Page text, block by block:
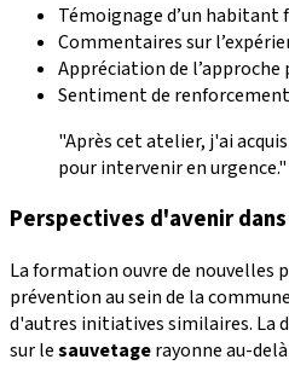
Témoignage d’un habitant
Commentaires sur
Appréciation de l’approche
Sentiment de
"Après cet atelier, j'ai
pour intervenir en urgence."
Perspectives d'avenir
La formation ouvre de nouvelles
prévention au sein de la
d'autres initiatives similaires. La
sur lesauvetagerayonne au-